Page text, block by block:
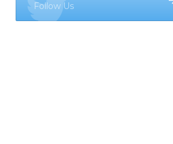
Follow Us